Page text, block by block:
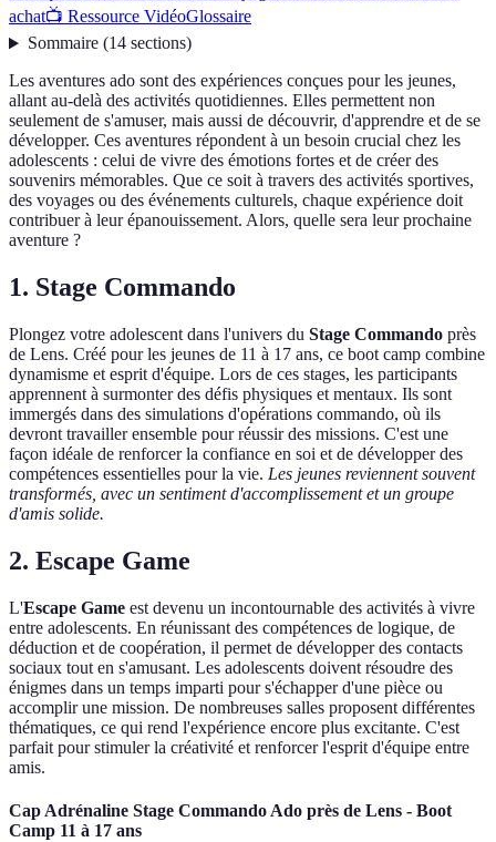
achat📺 Ressource VidéoGlossaire
Sommaire(14 sections)
Les aventures ado sont des expériences conçues pour les jeunes,
allant au-delà des activités quotidiennes. Elles permettent non
seulement de s'amuser, mais aussi de découvrir, d'apprendre et de se
développer. Ces aventures répondent à un besoin crucial chez les
adolescents : celui de vivre des émotions fortes et de créer des
souvenirs mémorables. Que ce soit à travers des activités sportives,
des voyages ou des événements culturels, chaque expérience doit
contribuer à leur épanouissement. Alors, quelle sera leur prochaine
aventure ?
1. Stage Commando
Plongez votre adolescent dans l'univers du Stage Commando près
de Lens. Créé pour les jeunes de 11 à 17 ans, ce boot camp combine
dynamisme et esprit d'équipe. Lors de ces stages, les participants
apprennent à surmonter des défis physiques et mentaux. Ils sont
immergés dans des simulations d'opérations commando, où ils
devront travailler ensemble pour réussir des missions. C'est une
façon idéale de renforcer la confiance en soi et de développer des
compétences essentielles pour la vie. Les jeunes reviennent souvent
transformés, avec un sentiment d'accomplissement et un groupe
d'amis solide.
2. Escape Game
L'Escape Game est devenu un incontournable des activités à vivre
entre adolescents. En réunissant des compétences de logique, de
déduction et de coopération, il permet de développer des contacts
sociaux tout en s'amusant. Les adolescents doivent résoudre des
énigmes dans un temps imparti pour s'échapper d'une pièce ou
accomplir une mission. De nombreuses salles proposent différentes
thématiques, ce qui rend l'expérience encore plus excitante. C'est
parfait pour stimuler la créativité et renforcer l'esprit d'équipe entre
amis.
Cap Adrénaline Stage Commando Ado près de Lens - Boot
Camp 11 à 17 ans